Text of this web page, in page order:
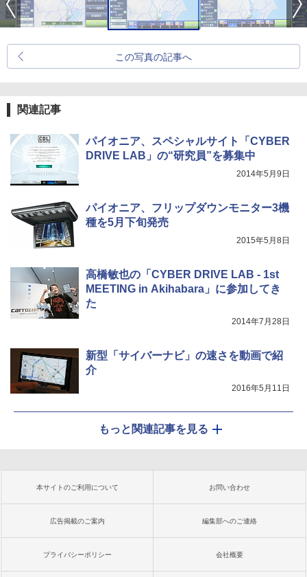
この写真の記事へ
関連記事
パイオニア、スペシャルサイト「CYBER
DRIVE LAB」の“研究員”を募集中
2014年5月9日
パイオニア、フリップダウンモニター3機
種を5月下旬発売
2015年5月8日
高橋敏也の「CYBER DRIVE LAB - 1st
MEETING in Akihabara」に参加してき
た
2014年7月28日
新型「サイバーナビ」の速さを動画で紹
介
2016年5月11日
もっと関連記事を見る
本サイトのご利用について お問い合わせ
広告掲載のご案内 編集部へのご連絡
プライバシーポリシー 会社概要